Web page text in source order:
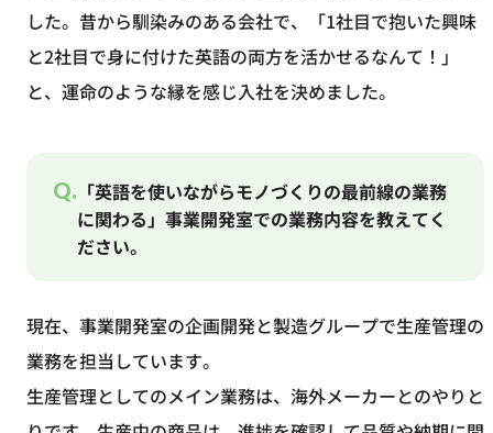
した。昔から馴染みのある会社で、「1社目で抱いた興味
と2社目で身に付けた英語の両方を活かせるなんて！」
と、運命のような縁を感じ入社を決めました。
Q. 「英語を使いながらモノづくりの最前線の業務
に関わる」事業開発室での業務内容を教えてく
ださい。
現在、事業開発室の企画開発と製造グループで生産管理の
業務を担当しています。
生産管理としてのメイン業務は、海外メーカーとのやりと